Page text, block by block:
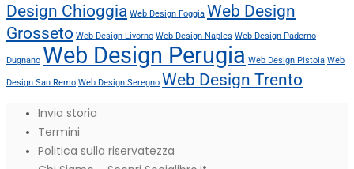
Design Chioggia Web Design Foggia Web Design
Grosseto Web Design Livorno Web Design Naples Web Design Paderno
Dugnano Web Design Perugia Web Design Pistoia Web
Design San Remo Web Design Seregno Web Design Trento
Invia storia
Termini
Politica sulla riservatezza